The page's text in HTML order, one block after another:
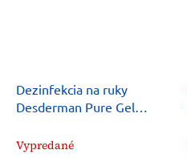
Dezinfekcia na ruky
Desderman Pure Gel
Vypredané